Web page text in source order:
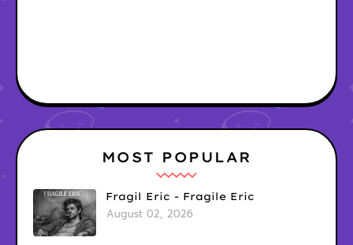
MOST POPULAR
Fragil Eric - Fragile Eric
August 02, 2026